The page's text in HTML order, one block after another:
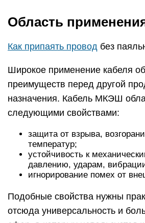
Область
Как припаять провод без
Широкое применение кабеля
преимуществ перед другой
назначения. Кабель МКЭШ
следующими свойствами:
защита от взрыва,
температур;
устойчивость к
давлению, ударам,
игнорирование помех от
Подобные свойства нужны
отсюда универсальность и